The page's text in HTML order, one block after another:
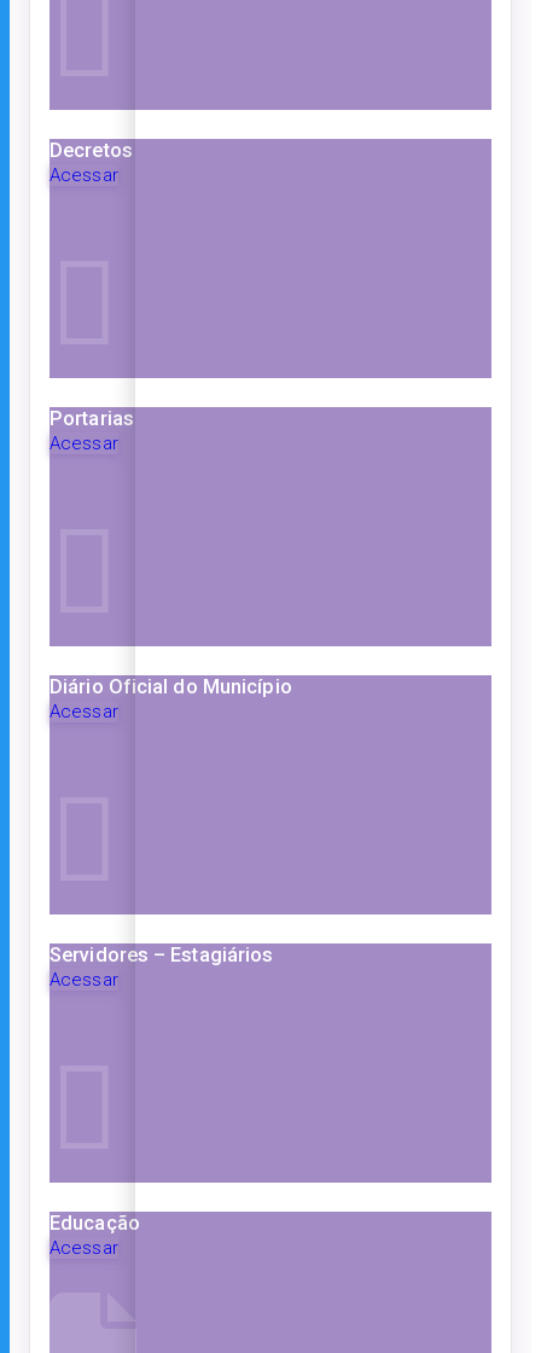
Decretos
Acessar
Portarias
Acessar
Diário Oficial do Município
Acessar
Servidores – Estagiários
Acessar
Educação
Acessar